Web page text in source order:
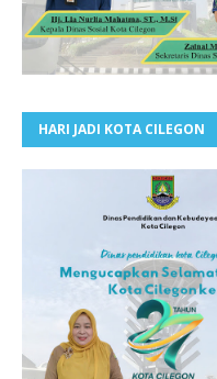
HARI JADI KOTA CILEGON